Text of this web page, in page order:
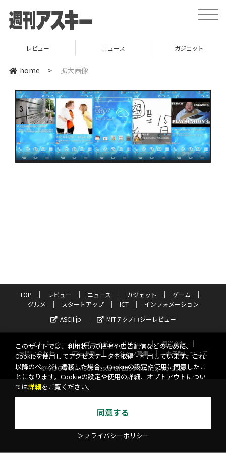
toggle
レビュー ニュース ガジェット
home > 拡大画像
TOP レビュー ニュース ガジェット
ゲーム
グルメ
スタートアップ ICT
インフォメーション
ASCII.jp
MITテクノロジーレビュー
サイトポリシー プライバシーポリシー
運営会社
お問い合わせ
広告掲載 スタッフ募集
電子版について
©KADOKAWA ASCII Research Laboratories, Inc. 2026
このサイトでは、利用状況の把握や広告配信などのために、
Cookieを使用してアクセスデータを取得・利用しています。これ
以降のページに遷移した場合、Cookieの設定や使用に同意したこ
とになります。Cookieの設定や使用の詳細、オプトアウトについ
ては詳細 をご覧ください。
同意する
＞プライバシーポリシー